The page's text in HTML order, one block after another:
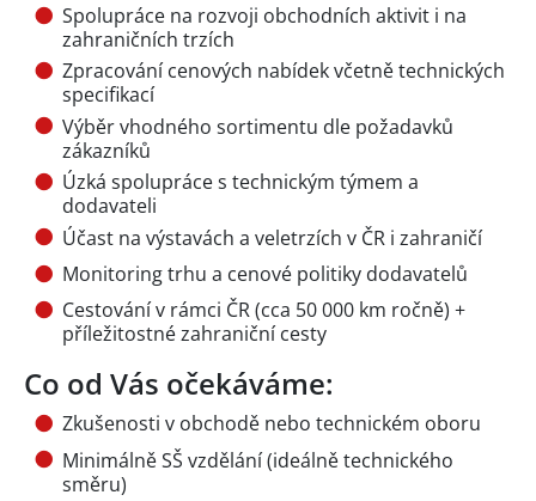
Spolupráce na rozvoji obchodních aktivit i na
zahraničních trzích
Zpracování cenových nabídek včetně technických
specifikací
Výběr vhodného sortimentu dle požadavků
zákazníků
Úzká spolupráce s technickým týmem a
dodavateli
Účast na výstavách a veletrzích v ČR i zahraničí
Monitoring trhu a cenové politiky dodavatelů
Cestování v rámci ČR (cca 50 000 km ročně) +
příležitostné zahraniční cesty
Co od Vás očekáváme:
Zkušenosti v obchodě nebo technickém oboru
Minimálně SŠ vzdělání (ideálně technického
směru)